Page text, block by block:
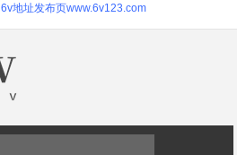
6v地址发布页www.6v123.com